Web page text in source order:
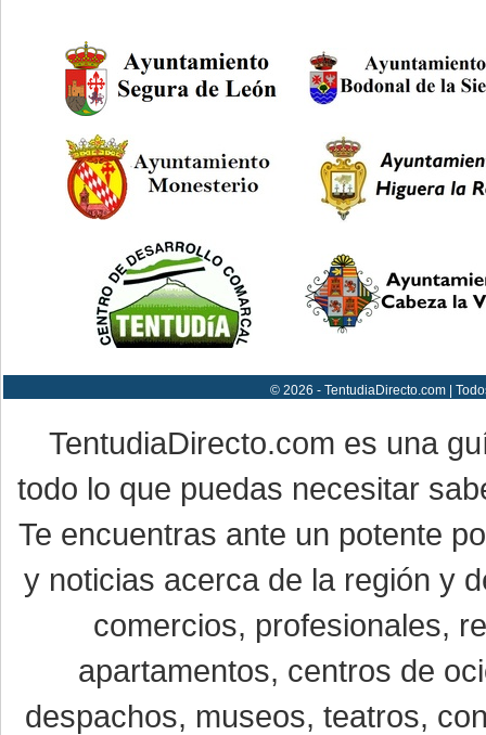
© 2026 - TentudiaDirecto.com |
TentudiaDirecto.com es una
todo lo que puedas necesitar
Te encuentras ante un potente
y noticias acerca de la región y
comercios, profesionales,
apartamentos, centros de
despachos, museos, teatros,